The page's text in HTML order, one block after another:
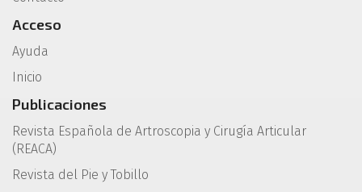
Acceso
Ayuda
Inicio
Publicaciones
Revista Española de Artroscopia y Cirugía Articular
(REACA)
Revista del Pie y Tobillo